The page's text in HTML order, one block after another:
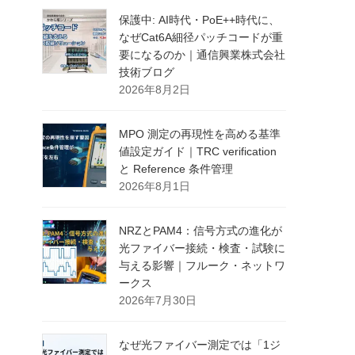
保護中: AI時代・PoE++時代に、
なぜCat6A細径パッチコードが重
要になるのか｜通信興業株式会社
技術ブログ
2026年8月2日
MPO 測定の再現性を高める基準
値設定ガイド｜TRC verification
と Reference 条件管理
2026年8月1日
NRZとPAM4：信号方式の進化が
光ファイバー接続・検査・試験に
与える影響｜フルーク・ネットワ
ークス
2026年7月30日
なぜ光ファイバー測定では「1ジ